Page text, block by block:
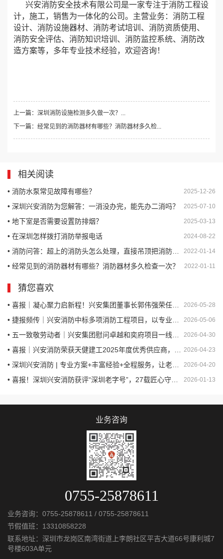
兴安消防安全技术有限公司是一家专注于消防工程设
计，施工，销售为一体化的公司。主营业务：消防工程
设计、消防设施器材、消防考试培训、消防资质使用、
消防安全评估、消防知识培训、消防监控系统、消防改
造方案等，多年专业技术经验，欢迎咨询！
上一篇：深圳消防设施检测多久做一次？...
下一篇：经常见到的消防器材有哪些？消防器材多久检...
相关阅读
2025-12-26
• 消防水泵常见故障有哪些？
2025-07-10
• 深圳兴安消防为您解答：一消没办完，能先办二消吗？
2025-03-13
• 地下室是否需要设置防排烟？
2024-08-22
• 在深圳怎样拨打消防举报电话
2022-01-14
• 消防问答：超上的消防头怎么处理，直接吊顶把消防头包进去可以吗？
2022-01-11
• 经常见到的消防器材有哪些？消防器材多久检查一次？
猜您喜欢
2026-05-28
• 喜报｜凝心聚力启新程！兴安集团董事长郭伟强荣任深圳市河南郑州商会创会会长
2026-05-06
• 捷报频传｜兴安消防中标多项消防工程项目，以专业实力护航城市安全
2026-04-30
• 五一致敬劳动者｜兴安集团慰问卓越和奕府项目一线工友，情暖人心守安全
2026-04-23
• 喜报｜兴安消防荣获天健建工2025年度优秀供应商，以专业守护安全
2026-04-20
• 深圳兴安消防 | 专业方案+丰富经验+全程服务，让老旧小区安全“焕新”
2026-01-13
• 喜报！深圳兴安消防获评“深圳老字号”，27载匠心守护城市安全
业务咨询
0755-25878611
业务咨询： 0755-25878611 / 0755-25878611
节假值班： 13310858228
联系地址：深圳市龙岗区南湾街道上李朗社区平吉大道66号康利城7
号楼603A单元